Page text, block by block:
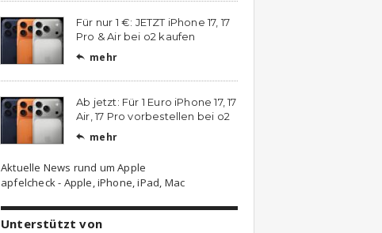
Für nur 1 €: JETZT iPhone 17, 17
Pro & Air bei o2 kaufen
 mehr
Ab jetzt: Für 1 Euro iPhone 17, 17
Air, 17 Pro vorbestellen bei o2
 mehr
Aktuelle News rund um Apple
apfelcheck - Apple, iPhone, iPad, Mac
Unterstützt von